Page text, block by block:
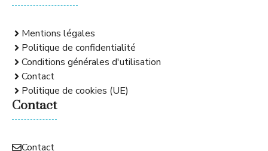
Mentions légales
Politique de confidentialité
Conditions générales d'utilisation
Contact
Politique de cookies (UE)
Contact
Contact